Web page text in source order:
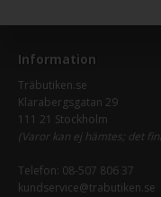
Information
Träbutiken.se
Klarabergsgatan 29
111 21 Stockholm
(Varor kan ej hämtes; det
Telefon: 08-507 806 37
kundservice@trabutiken.se